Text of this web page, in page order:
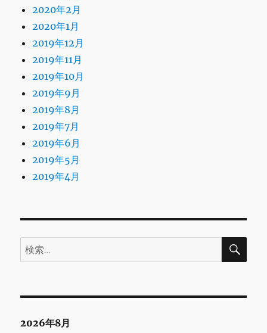
2020年2月
2020年1月
2019年12月
2019年11月
2019年10月
2019年9月
2019年8月
2019年7月
2019年6月
2019年5月
2019年4月
検
索:
検
2026年8月